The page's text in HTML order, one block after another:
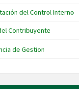
del Control Interno
Contribuyente
de Gestion